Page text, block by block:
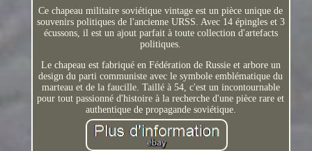
Ce chapeau militaire soviétique vintage est un pièce unique de
souvenirs politiques de l'ancienne URSS. Avec 14 épingles et 3
écussons, il est un ajout parfait à toute collection d'artefacts
politiques.
Le chapeau est fabriqué en Fédération de Russie et arbore un
design du parti communiste avec le symbole emblématique du
marteau et de la faucille. Taillé à 54, c'est un incontournable
pour tout passionné d'histoire à la recherche d'une pièce rare et
authentique de propagande soviétique.